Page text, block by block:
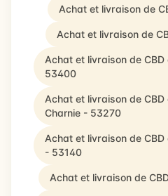
Achat et livraison de
Achat et livraison de
Achat et livraison de
53400
Achat et livraison de
Charnie - 53270
Achat et livraison de
- 53140
Achat et livraison de